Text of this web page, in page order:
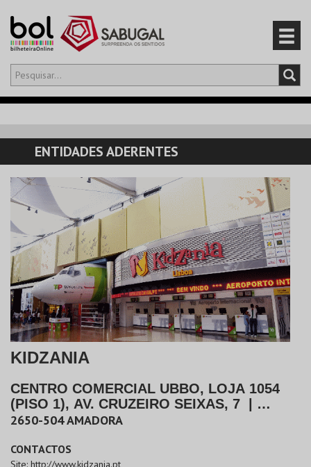
Olá,iniciar sessão
CARRINHO
EVENTOS
CARTÕES
PRODUTOS
ENTIDADES ADERENTES
KIDZANIA
CENTRO COMERCIAL UBBO, LOJA 1054
(PISO 1), AV. CRUZEIRO SEIXAS, 7
AMADORA
2650-504AMADORA
CONTACTOS